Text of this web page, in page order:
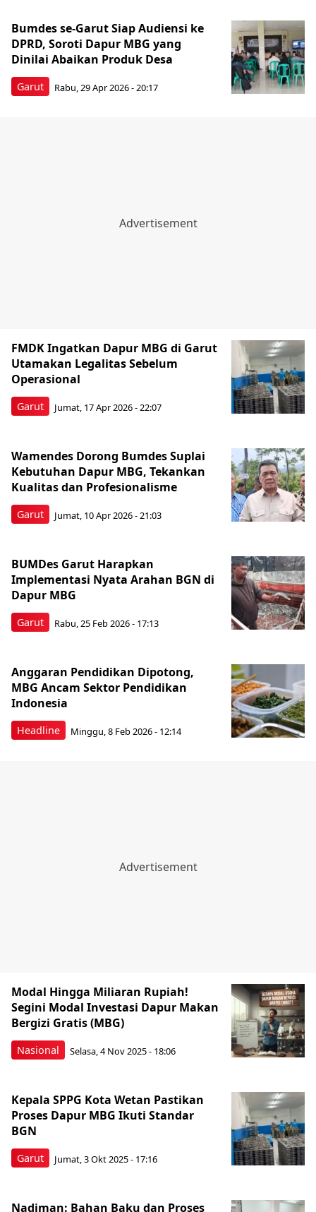
Garut
Bumdes se-Garut Siap Audiensi ke
DPRD, Soroti Dapur MBG yang
Dinilai Abaikan Produk Desa
Rabu, 29 Apr 2026 - 20:17
Garut
FMDK Ingatkan Dapur MBG di Garut
Utamakan Legalitas Sebelum
Operasional
Jumat, 17 Apr 2026 - 22:07
Garut
Wamendes Dorong Bumdes Suplai
Kebutuhan Dapur MBG, Tekankan
Kualitas dan Profesionalisme
Jumat, 10 Apr 2026 - 21:03
Garut
BUMDes Garut Harapkan
Implementasi Nyata Arahan BGN di
Dapur MBG
Rabu, 25 Feb 2026 - 17:13
Headline
Anggaran Pendidikan Dipotong,
MBG Ancam Sektor Pendidikan
Indonesia
Minggu, 8 Feb 2026 - 12:14
Nasional
Modal Hingga Miliaran Rupiah!
Segini Modal Investasi Dapur Makan
Bergizi Gratis (MBG)
Selasa, 4 Nov 2025 - 18:06
Garut
Kepala SPPG Kota Wetan Pastikan
Proses Dapur MBG Ikuti Standar
BGN
Jumat, 3 Okt 2025 - 17:16
Nadiman: Bahan Baku dan Proses